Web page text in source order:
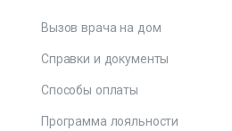
Вызов врача на дом
Справки и документы
Способы оплаты
Программа лояльности